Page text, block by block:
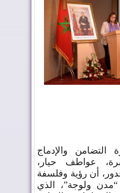
والإدماج
عواطف حيار،
أن رؤية وفلسفة
“مدن ولوجة”، الذي